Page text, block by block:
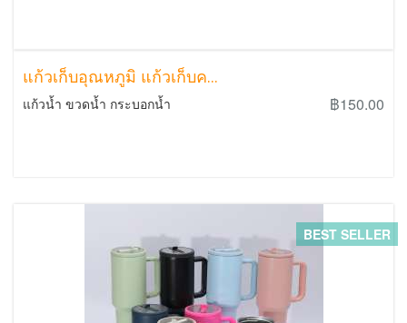
แก้วเก็บอุณหภูมิ แก้วเก็บค...
แก้วน้ำ ขวดน้ำ กระบอกน้ำ ฿150.00
BEST SELLER